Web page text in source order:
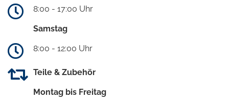
8:00 - 17:00 Uhr
Samstag
8:00 - 12:00 Uhr
Teile & Zubehör
Montag bis Freitag